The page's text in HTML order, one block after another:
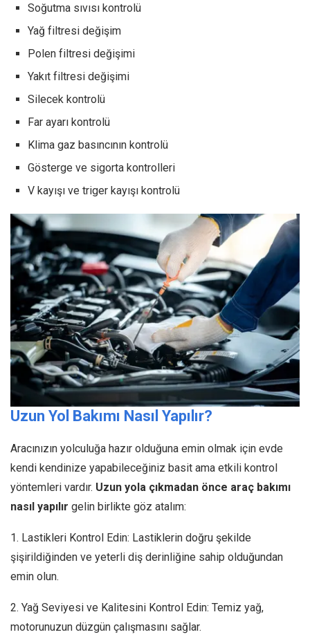
Soğutma sıvısı kontrolü
Yağ filtresi değişim
Polen filtresi değişimi
Yakıt filtresi değişimi
Silecek kontrolü
Far ayarı kontrolü
Klima gaz basıncının kontrolü
Gösterge ve sigorta kontrolleri
V kayışı ve triger kayışı kontrolü
Uzun Yol Bakımı Nasıl Yapılır?
Aracınızın yolculuğa hazır olduğuna emin olmak için evde
kendi kendinize yapabileceğiniz basit ama etkili kontrol
yöntemleri vardır. Uzun yola çıkmadan önce araç bakımı
nasıl yapılır gelin birlikte göz atalım:
1. Lastikleri Kontrol Edin: Lastiklerin doğru şekilde
şişirildiğinden ve yeterli diş derinliğine sahip olduğundan
emin olun.
2. Yağ Seviyesi ve Kalitesini Kontrol Edin: Temiz yağ,
motorunuzun düzgün çalışmasını sağlar.